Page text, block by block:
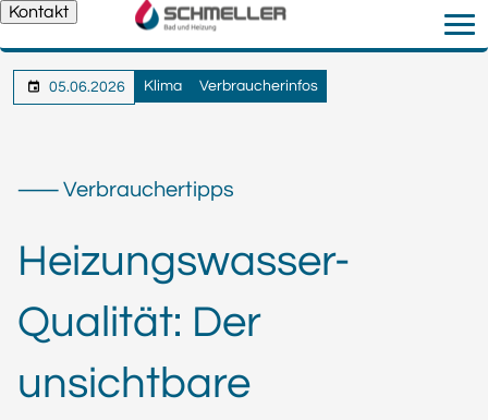
Kontakt
05.06.2026 Klima Verbraucherinfos
⸺ Verbrauchertipps
Heizungswasser-
Qualität: Der
unsichtbare